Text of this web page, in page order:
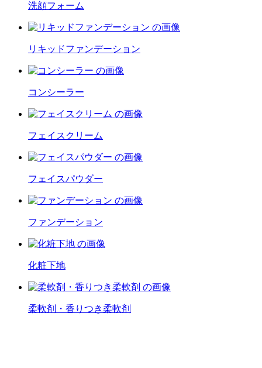
洗顔フォーム
リキッドファンデーション
コンシーラー
フェイスクリーム
フェイスパウダー
ファンデーション
化粧下地
柔軟剤・香りつき柔軟剤